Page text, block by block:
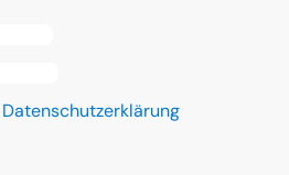
Datenschutzerklärung